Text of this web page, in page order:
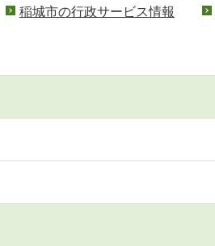
稲城市の行政サービス情報